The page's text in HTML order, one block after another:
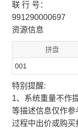
联 行 号：
991290000697
资源信息
拼盘
001
特别提醒:
1、系统重量不作
等描述信息仅作
过程中出价或购